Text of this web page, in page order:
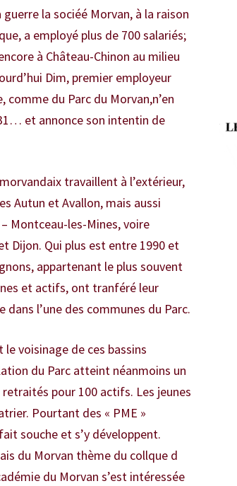
la sociéé Morvan, à la raison
a employé plus de 700 salariés;
à Château-Chinon au milieu
Dim, premier employeur
comme du Parc du Morvan,n’en
et annonce son intentin de
travaillent à l’extérieur,
Autun et Avallon, mais aussi
Montceau-les-Mines, voire
Dijon. Qui plus est entre 1990 et
appartenant le plus souvent
et actifs, ont tranféré leur
dans l’une des communes du Parc.
voisinage de ces bassins
du Parc atteint néanmoins un
pour 100 actifs. Les jeunes
Pourtant des « PME »
souche et s’y développent.
du Morvan thème du collque d
du Morvan s’est intéressée